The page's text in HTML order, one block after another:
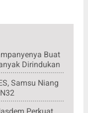
Buat
Dirindukan
Samsu Niang